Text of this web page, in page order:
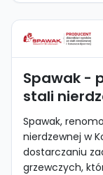
Spawak -
stali
Spawak,
nierdzewnej w
dostarczaniu
grzewczych,